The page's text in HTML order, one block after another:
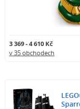
3 369 - 4 610 Kč
v 35 obchodech